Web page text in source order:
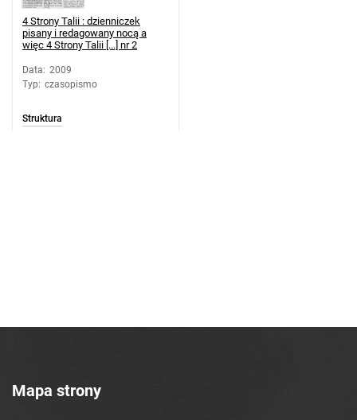
4 Strony Talii : dzienniczek
pisany i redagowany nocą a
więc 4 Strony Talii [...] nr 2
Data: 2009
Typ: czasopismo
Struktura
Mapa strony